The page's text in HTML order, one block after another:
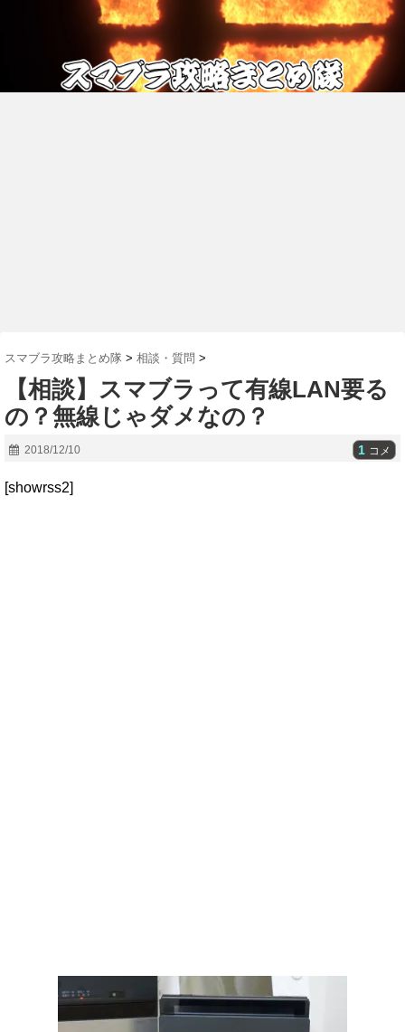
スマブラ攻略まとめ隊 > 相談・質問 >
【相談】スマブラって有線LAN要る
の？無線じゃダメなの？
2018/12/10 1 コメ
[showrss2]